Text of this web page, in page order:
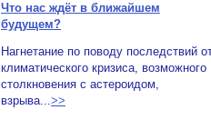
Что нас ждёт в ближайшем
будущем?
Нагнетание по поводу последствий
климатического кризиса, возможного
столкновения с астероидом,
взрыва...>>